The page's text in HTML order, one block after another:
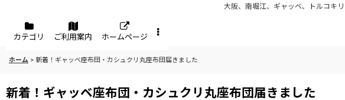
大阪、南堀江、ギャッベ、トルコキ
メニュー
カテゴリ ご利用案内 ホームページ
ホーム > 新着！ギャッベ座布団・カシュクリ丸座布団届きました
新着！ギャッベ座布団・カシュクリ丸座布団届きました